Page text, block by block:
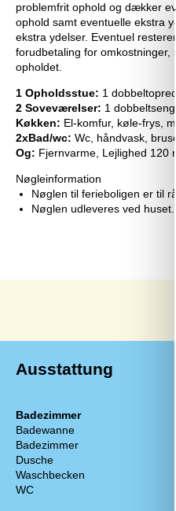
problemfrit ophold og dækker
ophold samt eventuelle ekstra
ekstra ydelser. Eventuel
forudbetaling for omkostninger,
opholdet.
1 Opholdsstue: 1
2 Soveværelser: 1
Køkken: El-komfur, køle-frys,
2xBad/wc: Wc, håndvask, bruser
Og: Fjernvarme, Lejlighed 120
Nøgleinformation
Nøglen til ferieboligen er til
Nøglen udleveres ved huset.
Ausstattung
Badezimmer
Badewanne
Badezimmer
Dusche
Waschbecken
WC